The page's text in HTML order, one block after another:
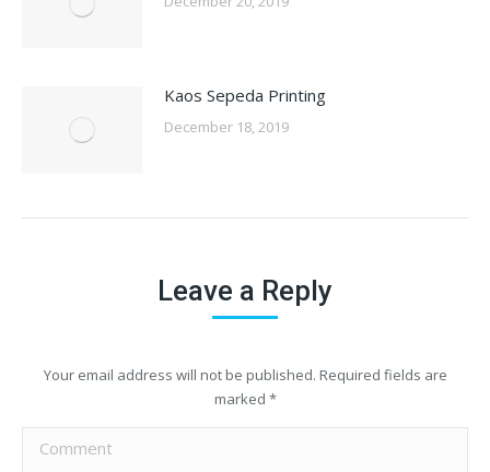
Kaos Sepeda Printing
December 18, 2019
Leave a Reply
Your email address will not be published. Required fields are
marked *
Comment